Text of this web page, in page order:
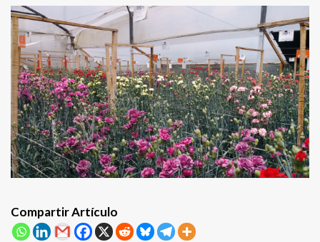
Compartir Artículo